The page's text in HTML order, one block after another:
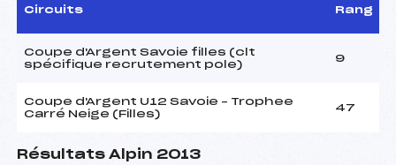
Circuits Rang
Coupe d'Argent Savoie filles (clt
spécifique recrutement pole)
9
Coupe d'Argent U12 Savoie – Trophee
Carré Neige (Filles)
47
Résultats Alpin 2013